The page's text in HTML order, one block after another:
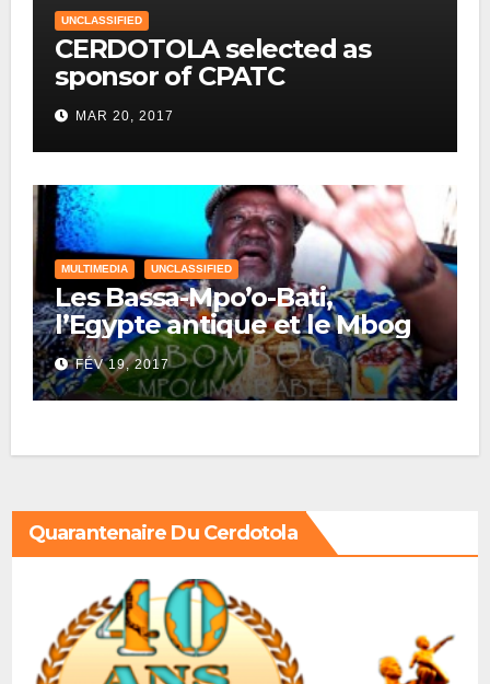
UNCLASSIFIED
CERDOTOLA selected as
sponsor of CPATC
MAR 20, 2017
MULTIMEDIA UNCLASSIFIED
Les Bassa-Mpo’o-Bati,
l’Egypte antique et le Mbog
FÉV 19, 2017
Quarantenaire Du Cerdotola